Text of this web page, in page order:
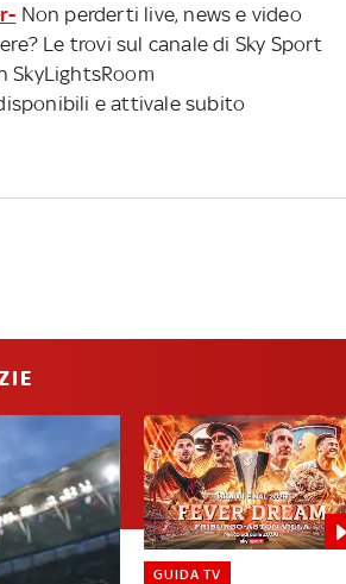
Non perderti live, news e video
Le trovi sul canale di Sky Sport
SkyLightsRoom
e attivale subito
GUIDA TV